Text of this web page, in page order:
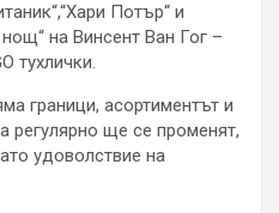
Потър“ и
на Винсент Ван Гог –
тухлички.
граници, асортиментът и
регулярно ще се променят,
удоволствие на